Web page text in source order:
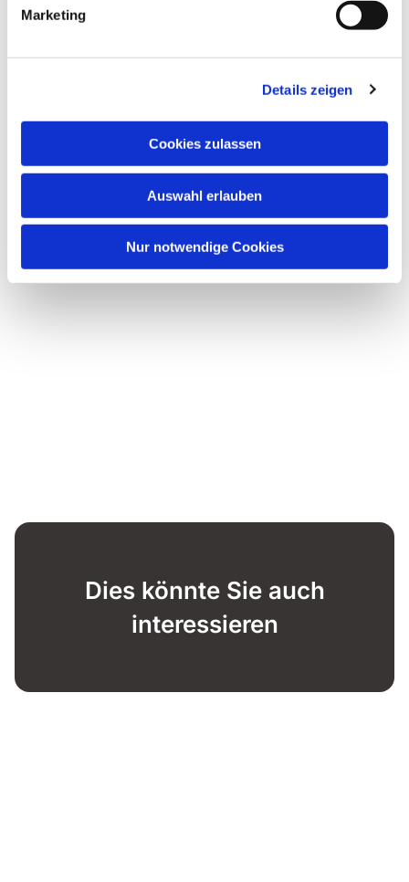
Marketing
Details zeigen
Cookies zulassen
Auswahl erlauben
Nur notwendige Cookies
Pfarrerin Petra Fuhrhans, Lynn
Drei Farben - Schwarz
Dies könnte Sie auch
interessieren